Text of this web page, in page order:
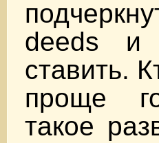
deeds и
ставить.
проще
такое